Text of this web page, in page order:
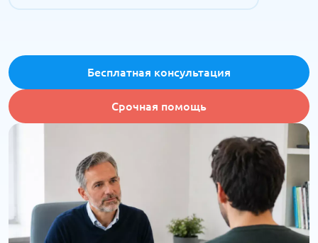
Бесплатная консультация
Срочная помощь